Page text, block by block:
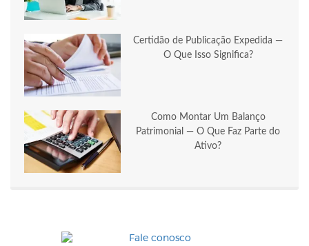
Certidão de Publicação Expedida —
O Que Isso Significa?
Como Montar Um Balanço
Patrimonial — O Que Faz Parte do
Ativo?